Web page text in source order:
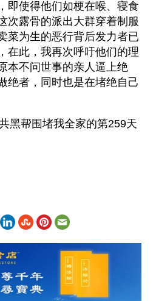
即使得他们如梗在喉、寝食
次露骨的派出大群穿着制服
菜为生的恶行背后发力者已
在此，我再次呼吁他们的理
本不问世事的亲人逼上绝
绝者，同时也是在堵绝自己
黑帮围堵我全家的第259天